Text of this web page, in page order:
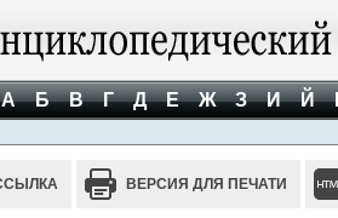
Б В Г Д Е Ж З И Й
ВЕРСИЯ ДЛЯ ПЕЧАТИ